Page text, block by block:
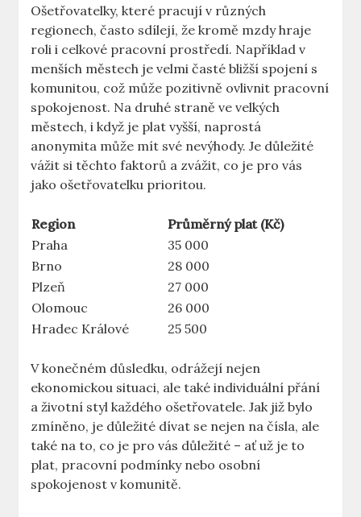
Ošetřovatelky, které pracují v různých
⁤regionech, často‍ sdílejí, ⁤že kromě mzdy ⁣hraje
‌roli i ⁢celkové pracovní prostředí. Například ‌v
menších​ městech je‍ velmi časté bližší spojení s
komunitou, což může pozitivně ovlivnit pracovní
spokojenost. Na druhé straně‍ ve velkých
městech, i když je‍ plat⁢ vyšší, naprostá
anonymita může mít své nevýhody.​ Je důležité
⁤vážit si těchto faktorů ⁤a zvážit,⁣ co⁣ je pro vás
jako ošetřovatelku prioritou.
Region
Průměrný plat (Kč)
Praha
35 000
Brno
28 000
Plzeň
27 000
Olomouc
26 000
Hradec Králové
25 ⁤500
V konečném důsledku, odrážejí nejen
ekonomickou situaci, ale také individuální ⁤přání
a životní styl každého ošetřovatele. Jak již bylo
zmíněno, ⁤je důležité dívat se nejen ⁤na čísla, ale
také na ⁢to, co je pro vás ⁤důležité – ať už⁣ je to
plat, pracovní podmínky nebo​ osobní
spokojenost⁤ v komunitě.